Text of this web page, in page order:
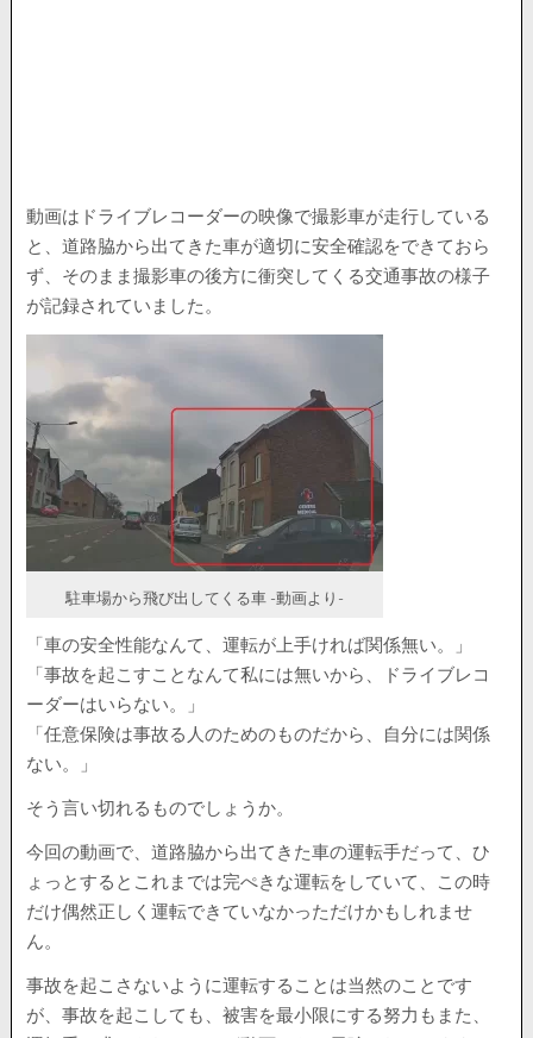
動画はドライブレコーダーの映像で撮影車が走行している
と、道路脇から出てきた車が適切に安全確認をできておら
ず、そのまま撮影車の後方に衝突してくる交通事故の様子
が記録されていました。
駐車場から飛び出してくる車 -動画より-
「車の安全性能なんて、運転が上手ければ関係無い。」
「事故を起こすことなんて私には無いから、ドライブレコ
ーダーはいらない。」
「任意保険は事故る人のためのものだから、自分には関係
ない。」
そう言い切れるものでしょうか。
今回の動画で、道路脇から出てきた車の運転手だって、ひ
ょっとするとこれまでは完ぺきな運転をしていて、この時
だけ偶然正しく運転できていなかっただけかもしれませ
ん。
事故を起こさないように運転することは当然のことです
が、事故を起こしても、被害を最小限にする努力もまた、